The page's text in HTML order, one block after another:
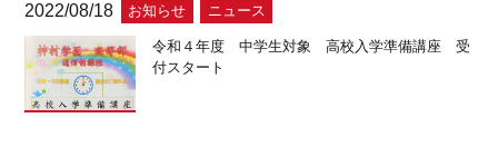
2022/08/18 お知らせ ニュース
令和４年度 中学生対象 高校入学準備講座 受
付スタート